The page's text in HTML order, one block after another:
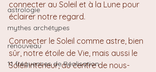
astrologie
mythes archétypes
renouveau
11 fréquences de Réalisation
connecter au Soleil et à la Lune pour
éclairer notre regard.
Connecter le Soleil comme astre, bien
sûr, notre étoile de Vie, mais aussi le
Soleil intérieur, au centre de nous-